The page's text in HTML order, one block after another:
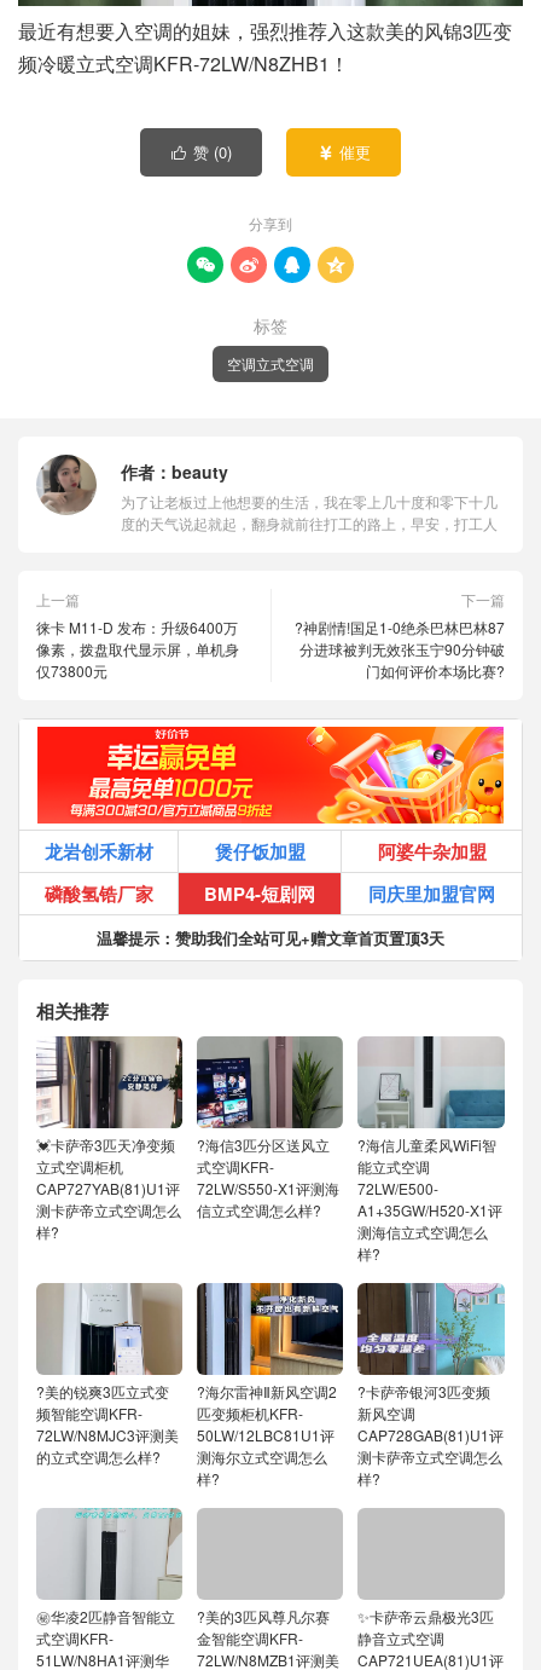
最近有想要入空调的姐妹，强烈推荐入这款美的风锦3匹变
频冷暖立式空调KFR-72LW/N8ZHB1！
 赞 (0)  催更
分享到
   
标签
空调立式空调
作者： beauty
为了让老板过上他想要的生活，我在零上几十度和零下十几
度的天气说起就起，翻身就前往打工的路上，早安，打工人
上一篇
徕卡 M11-D 发布：升级6400万
像素，拨盘取代显示屏，单机身
仅73800元
下一篇
?神剧情!国足1-0绝杀巴林巴林87
分进球被判无效张玉宁90分钟破
门如何评价本场比赛?
龙岩创禾新材 煲仔饭加盟
阿婆牛杂加盟
磷酸氢锆厂家
BMP4-短剧网 同庆里加盟官网
温馨提示：赞助我们全站可见+赠文章首页置顶3天
相关推荐
💓卡萨帝3匹天净变频
立式空调柜机
CAP727YAB(81)U1评
测卡萨帝立式空调怎么
样?
?海信3匹分区送风立
式空调KFR-
72LW/S550-X1评测海
信立式空调怎么样?
?海信儿童柔风WiFi智
能立式空调
72LW/E500-
A1+35GW/H520-X1评
测海信立式空调怎么
样?
?美的锐爽3匹立式变
频智能空调KFR-
72LW/N8MJC3评测美
的立式空调怎么样?
?海尔雷神Ⅱ新风空调2
匹变频柜机KFR-
50LW/12LBC81U1评
测海尔立式空调怎么
样?
?卡萨帝银河3匹变频
新风空调
CAP728GAB(81)U1评
测卡萨帝立式空调怎么
样?
㊙️华凌2匹静音智能立
式空调KFR-
51LW/N8HA1评测华
?美的3匹风尊凡尔赛
金智能空调KFR-
72LW/N8MZB1评测美
✨卡萨帝云鼎极光3匹
静音立式空调
CAP721UEA(81)U1评